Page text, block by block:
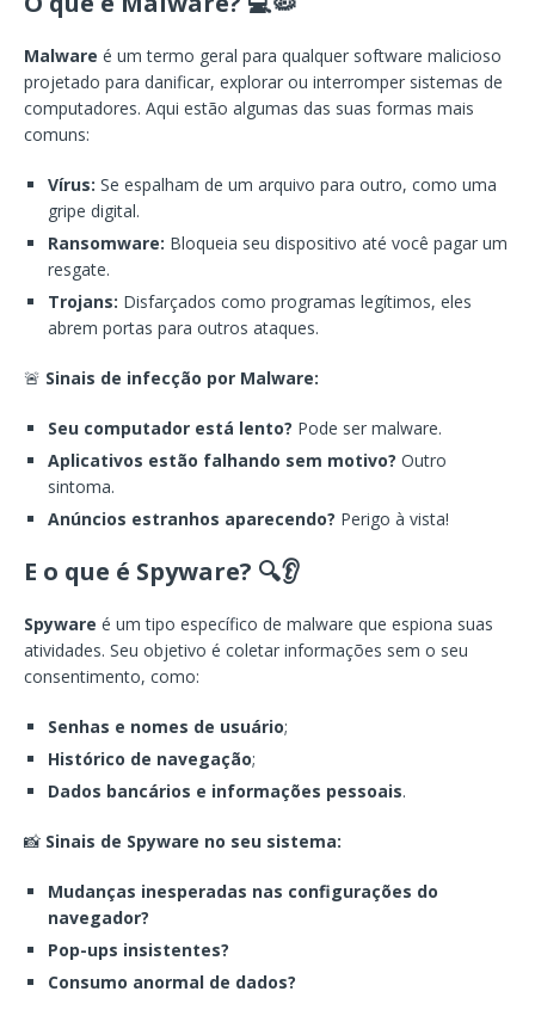
Malware é um termo geral para qualquer software malicioso
projetado para danificar, explorar ou interromper sistemas de
computadores. Aqui estão algumas das suas formas mais
comuns:
Vírus: Se espalham de um arquivo para outro, como uma
gripe digital.
Ransomware: Bloqueia seu dispositivo até você pagar um
resgate.
Trojans: Disfarçados como programas legítimos, eles
abrem portas para outros ataques.
🚨 Sinais de infecção por Malware:
Seu computador está lento? Pode ser malware.
Aplicativos estão falhando sem motivo? Outro
sintoma.
Anúncios estranhos aparecendo? Perigo à vista!
E o que é Spyware? 🔍👂
Spyware é um tipo específico de malware que espiona suas
atividades. Seu objetivo é coletar informações sem o seu
consentimento, como:
Senhas e nomes de usuário;
Histórico de navegação;
Dados bancários e informações pessoais.
📸 Sinais de Spyware no seu sistema:
Mudanças inesperadas nas configurações do
navegador?
Pop-ups insistentes?
Consumo anormal de dados?